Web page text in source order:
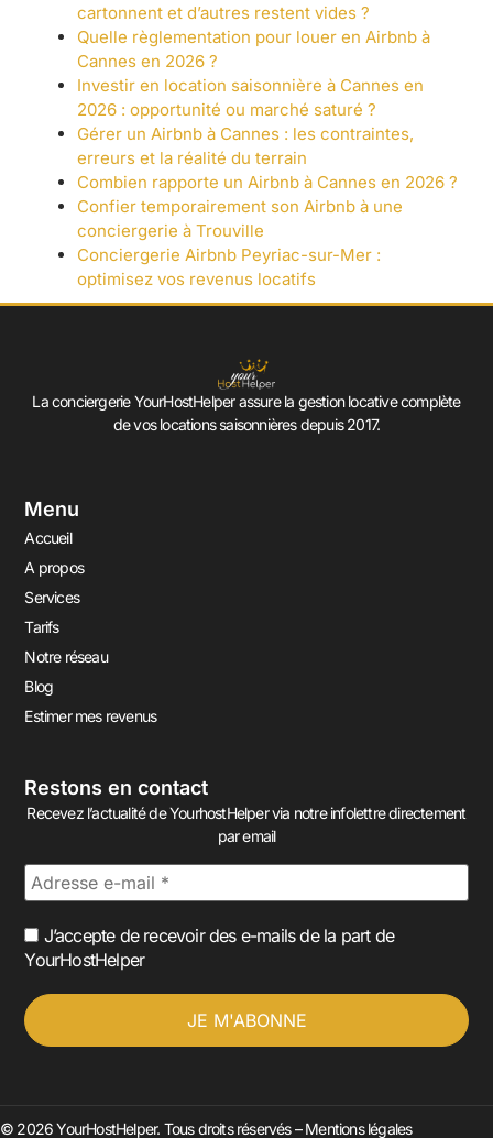
cartonnent et d’autres restent vides ?
Quelle règlementation pour louer en Airbnb à
Cannes en 2026 ?
Investir en location saisonnière à Cannes en
2026 : opportunité ou marché saturé ?
Gérer un Airbnb à Cannes : les contraintes,
erreurs et la réalité du terrain
Combien rapporte un Airbnb à Cannes en 2026 ?
Confier temporairement son Airbnb à une
conciergerie à Trouville
Conciergerie Airbnb Peyriac-sur-Mer :
optimisez vos revenus locatifs
La conciergerie YourHostHelper assure la gestion locative complète
de vos locations saisonnières depuis 2017.
Menu
Accueil
A propos
Services
Tarifs
Notre réseau
Blog
Estimer mes revenus
Restons en contact
Recevez l’actualité de YourhostHelper via notre infolettre directement
par email
J’accepte de recevoir des e-mails de la part de
YourHostHelper
© 2026 YourHostHelper. Tous droits réservés –Mentions légales